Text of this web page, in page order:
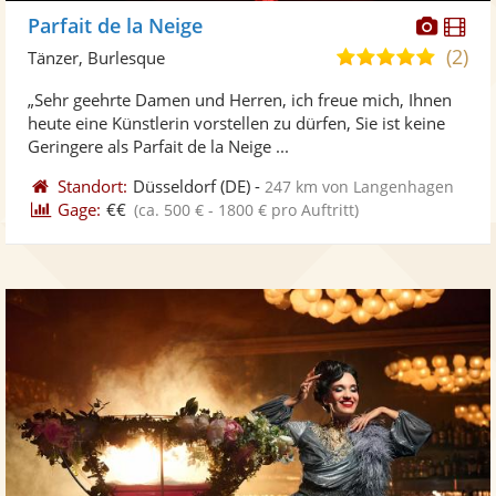
Fotos
Parfait de la Neige
5,0
5
(2)
Tänzer, Burlesque
„Sehr geehrte Damen und Herren, ich freue mich, Ihnen
heute eine Künstlerin vorstellen zu dürfen, Sie ist keine
Geringere als Parfait de la Neige ...
Standort: Düsseldorf(DE) - 247 km von Langenhagen
Gage: €€ (ca. 500 € - 1800 € pro Auftritt)